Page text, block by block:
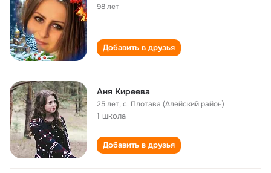
98 лет
Добавить в друзья
Аня Киреева
25 лет,с. Плотава (Алейский район)
1 школа
Добавить в друзья